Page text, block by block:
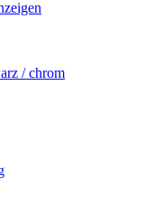
/ chrom